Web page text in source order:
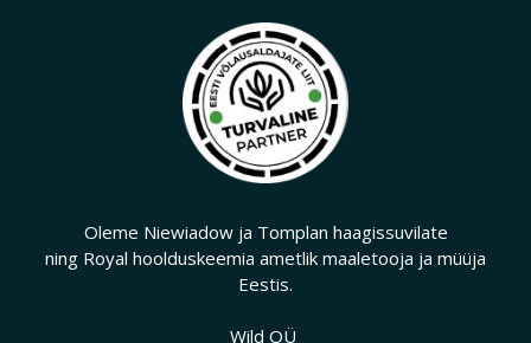
Oleme Niewiadow ja Tomplan haagissuvilate
ning Royal hoolduskeemia ametlik maaletooja ja müüja
Eestis.
Wild OÜ